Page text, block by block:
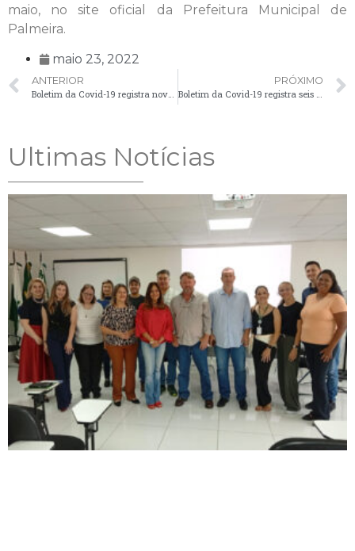
maio, no site oficial da Prefeitura Municipal de
Palmeira.
maio 23, 2022
ANTERIOR
Boletim da Covid-19 registra nove casos nesta segunda-feira (23)
PRÓXIMO
Boletim da Covid-19 registra seis casos nesta terça-feira (24)
Ultimas Notícias